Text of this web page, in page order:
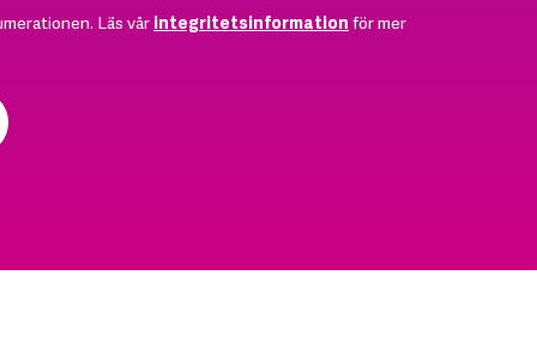
Läs vår integritetsinformation för mer